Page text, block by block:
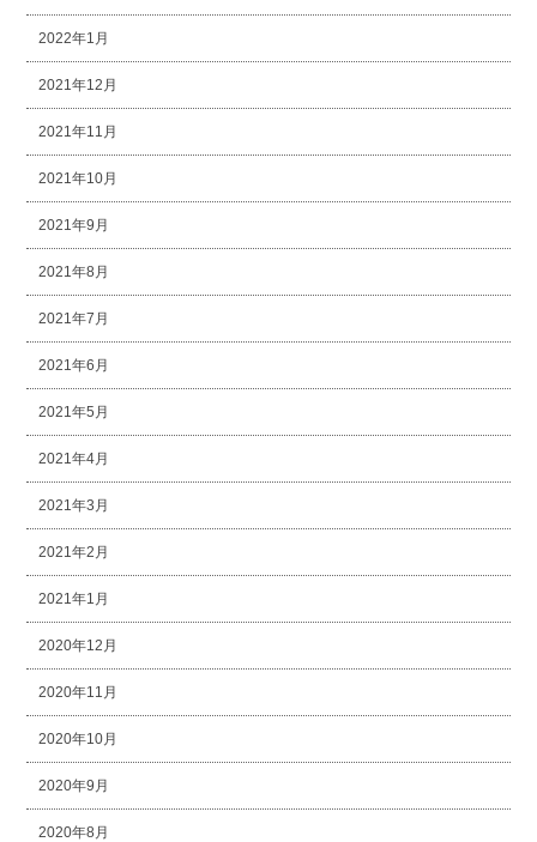
2022年1月
2021年12月
2021年11月
2021年10月
2021年9月
2021年8月
2021年7月
2021年6月
2021年5月
2021年4月
2021年3月
2021年2月
2021年1月
2020年12月
2020年11月
2020年10月
2020年9月
2020年8月